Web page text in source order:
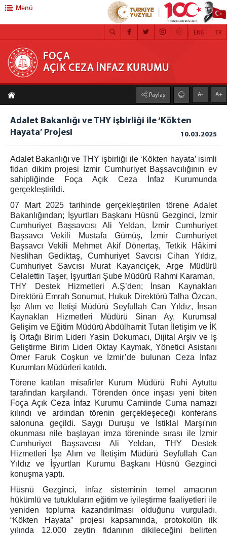
FOÇA AÇIK CEZA İNFAZ KURUMU
Anasayfa
Kurum Müdürü
Ambar Birimi
Eğitim Servisi
Gözetim ve Güvenlik Birimi
Mektup Okuma Birimi
İnfaz Kalemi Birimi
Psiko-Sosyal Servis
Sağlık Birimi
İşyurdu Birimler
İşyurdu Birimi
İşyurdu İş Kolları
Ağaç İşleme
Arıcılık
Biyogaz
Büyük/Küçükbaş Hayvancılık
Döşeme Atölyesi
Fırıncılık
Kümes Hayvancılığı
Metal İşleri
Mobilya Dekorasyon
Süt ve Süt İşleme
Tarım Uygulamaları
Zeytincilik / Zeytin İşleme
İşyurdu Ürünler
Ağaç İşleme Ürünler
Süt İşleme Ürünler
Zeytincilik Ürünler
İşyurtları Ürün Kataloğu
Menü
FOÇA
AÇIK CEZA İNFAZ KURUMU
TR
ENG
Paylaş A- A+
Adalet Bakanlığı ve THY işbirliği ile ‘Kökten
Hayata’ Projesi
10.03.2025
Adalet Bakanlığı ve THY işbirliği ile ‘Kökten hayata’ isimli
fidan dikim projesi İzmir Cumhuriyet Başsavcılığının ev
sahipliğinde Foça Açık Ceza İnfaz Kurumunda
gerçekleştirildi.
07 Mart 2025 tarihinde gerçekleştirilen törene Adalet
Bakanlığından; İşyurtları Başkanı Hüsnü Gezginci, İzmir
Cumhuriyet Başsavcısı Ali Yeldan, İzmir Cumhuriyet
Başsavcı Vekili Mustafa Gümüş, İzmir Cumhuriyet
Başsavcı Vekili Mehmet Akif Dönertaş, Tetkik Hâkimi
Neslihan Gediktaş, Cumhuriyet Savcısı Cihan Yıldız,
Cumhuriyet Savcısı Murat Kayanciçek, Arge Müdürü
Celalettin Taşer, İşyurtları Şube Müdürü Rahmi Karaman,
THY Destek Hizmetleri A.Ş’den; İnsan Kaynakları
Direktörü Emrah Sonumut, Hukuk Direktörü Talha Özcan,
İşe Alım ve İletişi Müdürü Seyfullah Can Yıldız, İnsan
Kaynakları Hizmetleri Müdürü Sinan Ay, Kurumsal
Gelişim ve Eğitim Müdürü Abdülhamit Tutan İletişim ve İK
İş Ortağı Birim Lideri Yasin Dokumacı, Dijital Arşiv ve İş
Geliştirme Birim Lideri Oktay Kaymak, Yönetici Asistanı
Ömer Faruk Coşkun ve İzmir’de bulunan Ceza İnfaz
Kurumları Müdürleri katıldı.
Törene katılan misafirler Kurum Müdürü Ruhi Aytuttu
tarafından karşılandı. Törenden önce inşası yeni biten
Foça Açık Ceza İnfaz Kurumu Camiinde Cuma namazı
kılındı ve ardından törenin gerçekleşeceği konferans
salonuna geçildi. Saygı Duruşu ve İstiklal Marşı'nın
okunması nile başlayan imza törenindesırası ile İzmir
Cumhuriyet Başsavcısı Ali Yeldan, THY Destek
Hizmetleri İşe Alım ve İletişim Müdürü Seyfullah Can
Yıldız ve İşyurtları Kurumu Başkanı Hüsnü Gezginci
konuşma yaptı.
Hüsnü Gezginci, infaz sisteminin temel amacının
hükümlü ve tutukluların eğitim ve iyileştirme faaliyetleri ile
yeniden topluma kazandırılması olduğunu vurguladı.
“Kökten Hayata” projesi kapsamında, protokolün ilk
yılında 12.000 zeytin fidanının dikileceğini belirten